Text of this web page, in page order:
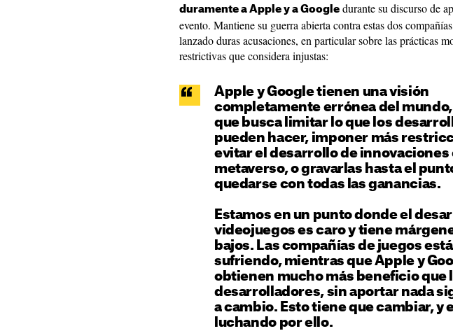
duramente a Apple y a Google durante su discurso de
evento. Mantiene su guerra abierta contra estas dos
lanzado duras acusaciones, en particular sobre las prácticas
restrictivas que considera injustas:
Apple y Google tienen una visión
completamente errónea del
que busca limitar lo que los
pueden hacer, imponer más
evitar el desarrollo de innovaciones
metaverso, o gravarlas hasta el
quedarse con todas las ganancias.
Estamos en un punto donde el
videojuegos es caro y tiene
bajos. Las compañías de juegos
sufriendo, mientras que Apple y
obtienen mucho más beneficio que
desarrolladores, sin aportar nada
a cambio. Esto tiene que cambiar, y
luchando por ello.